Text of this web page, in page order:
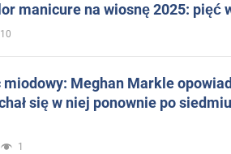
manicure na wiosnę 2025: pięć
10
Meghan Markle
się w niej ponownie po
1